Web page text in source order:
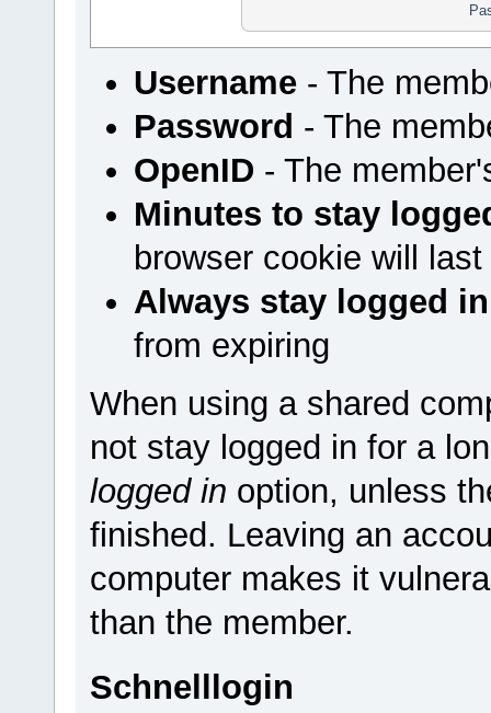
Username- The
Password - The
OpenID - The
Minutes to stay
browser cookie will
Always stay logged in
from expiring
When using a shared
not stay logged in for a
logged in option, unless
finished. Leaving an
computer makes it
than the member.
Schnelllogin